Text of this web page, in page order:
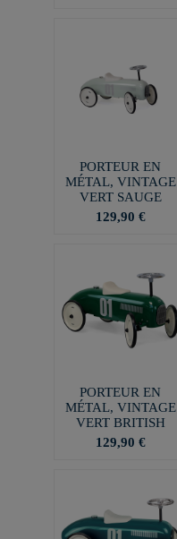
PORTEUR EN
MÉTAL, VINTAGE
VERT SAUGE
129,90 €
PORTEUR EN
MÉTAL, VINTAGE
VERT BRITISH
129,90 €